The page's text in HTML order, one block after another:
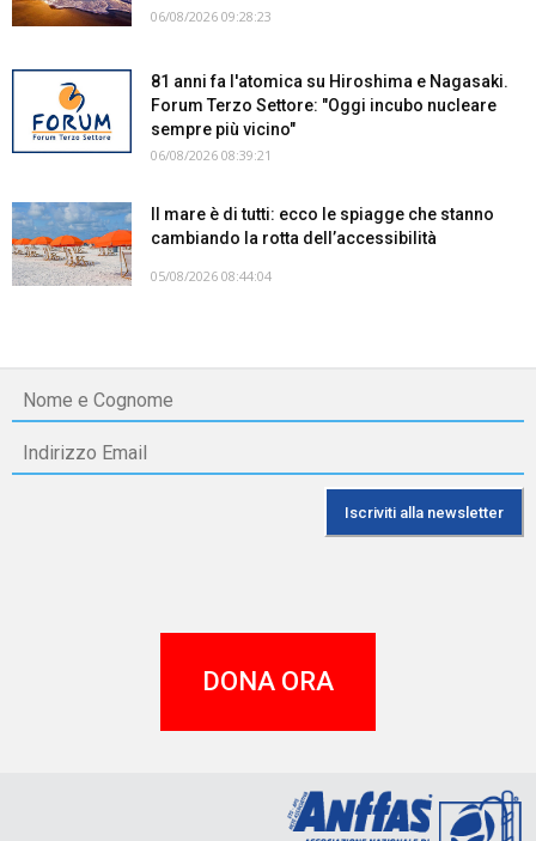
06/08/2026 09:28:23
81 anni fa l'atomica su Hiroshima e Nagasaki.
Forum Terzo Settore: "Oggi incubo nucleare
sempre più vicino"
06/08/2026 08:39:21
Il mare è di tutti: ecco le spiagge che stanno
cambiando la rotta dell’accessibilità
05/08/2026 08:44:04
DONA ORA